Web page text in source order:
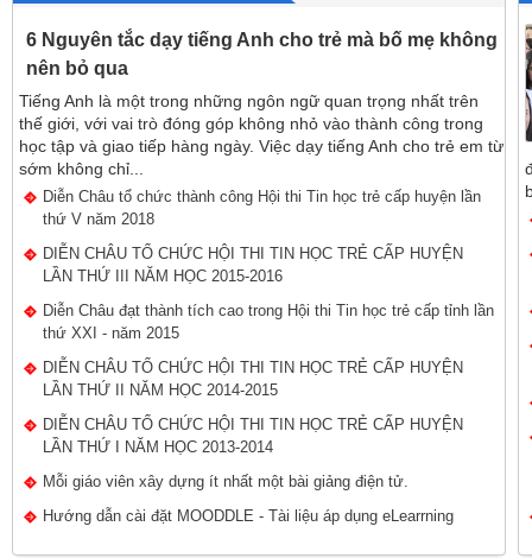
SKKN
Biện pháp nâng cao hiệu quả giáo dục Giá trị sống và Kĩ nắng
sống cho học sinh lớp 5
Lượt xem:2847 | lượt tải:42
6 Nguyên tắc dạy tiếng Anh cho trẻ mà bố mẹ không
nên bỏ qua
Tiếng Anh là một trong những ngôn ngữ quan trọng nhất trên
thế giới, với vai trò đóng góp không nhỏ vào thành công trong
học tập và giao tiếp hàng ngày. Việc dạy tiếng Anh cho trẻ em từ
sớm không chỉ...
Diễn Châu tổ chức thành công Hội thi Tin học trẻ cấp huyện lần
thứ V năm 2018
DIỄN CHÂU TỔ CHỨC HỘI THI TIN HỌC TRẺ CẤP HUYỆN
LẦN THỨ III NĂM HỌC 2015-2016
Diễn Châu đạt thành tích cao trong Hội thi Tin học trẻ cấp tỉnh lần
thứ XXI - năm 2015
DIỄN CHÂU TỔ CHỨC HỘI THI TIN HỌC TRẺ CẤP HUYỆN
LẦN THỨ II NĂM HỌC 2014-2015
DIỄN CHÂU TỔ CHỨC HỘI THI TIN HỌC TRẺ CẤP HUYỆN
LẦN THỨ I NĂM HỌC 2013-2014
Mỗi giáo viên xây dựng ít nhất một bài giảng điện tử.
Hướng dẫn cài đặt MOODDLE - Tài liệu áp dụng eLearrning